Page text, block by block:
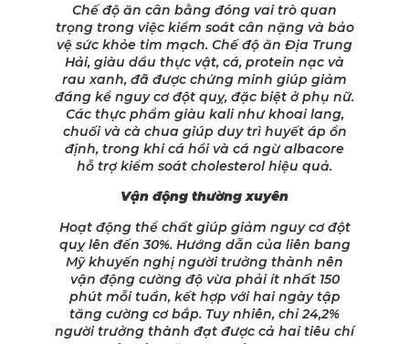
Chế độ ăn cân bằng đóng vai trò quan
trọng trong việc kiểm soát cân nặng và bảo
vệ sức khỏe tim mạch. Chế độ ăn Địa Trung
Hải, giàu dầu thực vật, cá, protein nạc và
rau xanh, đã được chứng minh giúp giảm
đáng kể nguy cơ đột quỵ, đặc biệt ở phụ nữ.
Các thực phẩm giàu kali như khoai lang,
chuối và cà chua giúp duy trì huyết áp ổn
định, trong khi cá hồi và cá ngừ albacore
hỗ trợ kiểm soát cholesterol hiệu quả.
Vận động thường xuyên
Hoạt động thể chất giúp giảm nguy cơ đột
quỵ lên đến 30%. Hướng dẫn của liên bang
Mỹ khuyến nghị người trưởng thành nên
vận động cường độ vừa phải ít nhất 150
phút mỗi tuần, kết hợp với hai ngày tập
tăng cường cơ bắp. Tuy nhiên, chỉ 24,2%
người trưởng thành đạt được cả hai tiêu chí